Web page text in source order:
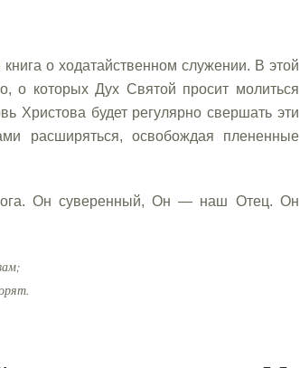
о ходатайственном служении. В этой
о которых Дух Святой просит молиться
Христова будет регулярно свершать эти
расширяться, освобождая плененные
Он суверенный, Он — наш Отец. Он